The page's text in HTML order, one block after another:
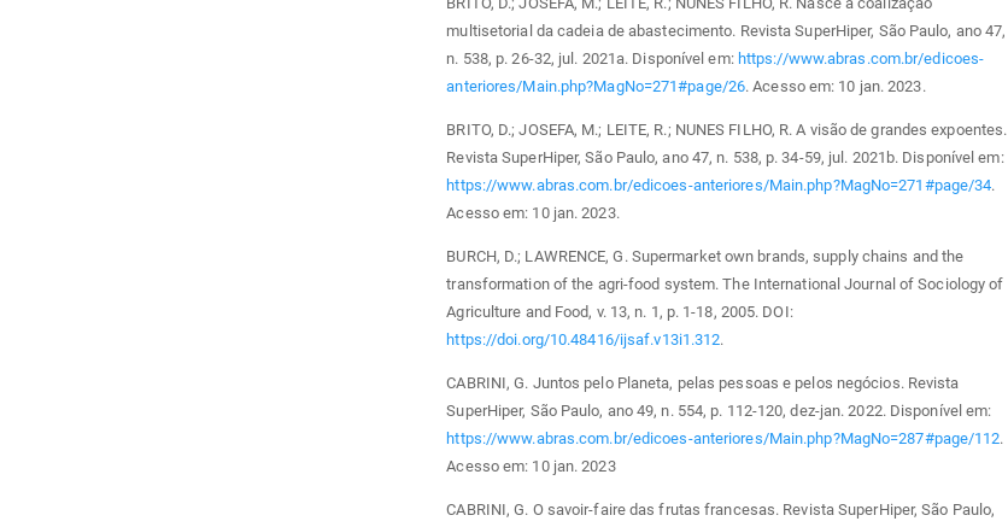
multisetorial da cadeia de abastecimento. Revista SuperHiper, São Paulo, ano 47,
n. 538, p. 26-32, jul. 2021a. Disponível em: https://www.abras.com.br/edicoes-
anteriores/Main.php?MagNo=271#page/26. Acesso em: 10 jan. 2023.
BRITO, D.; JOSEFA, M.; LEITE, R.; NUNES FILHO, R. A visão de grandes expoentes.
Revista SuperHiper, São Paulo, ano 47, n. 538, p. 34-59, jul. 2021b. Disponível em:
https://www.abras.com.br/edicoes-anteriores/Main.php?MagNo=271#page/34.
Acesso em: 10 jan. 2023.
BURCH, D.; LAWRENCE, G. Supermarket own brands, supply chains and the
transformation of the agri-food system. The International Journal of Sociology of
Agriculture and Food, v. 13, n. 1, p. 1-18, 2005. DOI:
https://doi.org/10.48416/ijsaf.v13i1.312.
CABRINI, G. Juntos pelo Planeta, pelas pessoas e pelos negócios. Revista
SuperHiper, São Paulo, ano 49, n. 554, p. 112-120, dez-jan. 2022. Disponível em:
https://www.abras.com.br/edicoes-anteriores/Main.php?MagNo=287#page/112.
Acesso em: 10 jan. 2023
CABRINI, G. O savoir-faire das frutas francesas. Revista SuperHiper, São Paulo,